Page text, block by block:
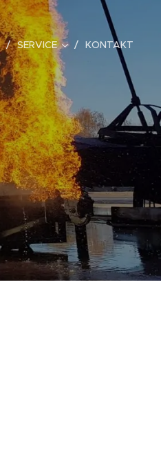
SERVICE KONTAKT